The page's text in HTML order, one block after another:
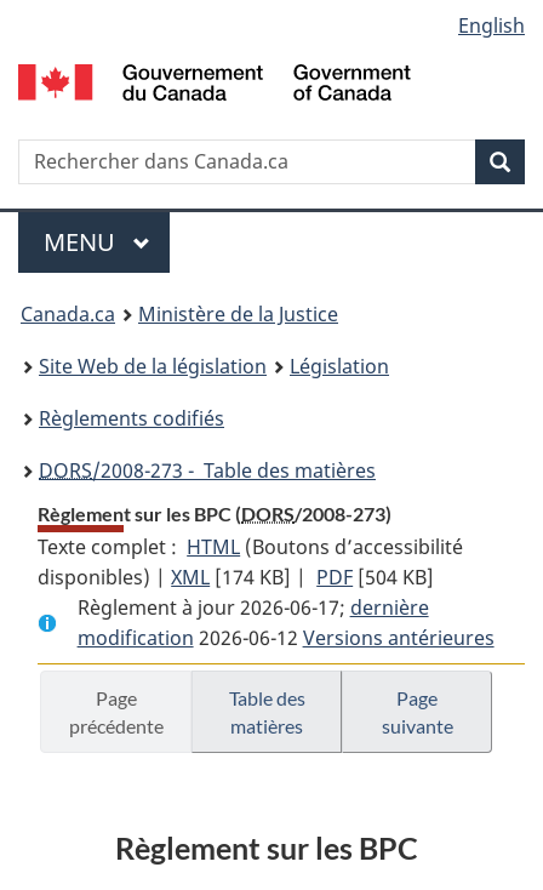
au
contenu
propos
de
la
HTML
simplifiée
selection
English
Recherche
Menu
MENU PRINCIPAL
You
are
here:
Canada.ca
Ministère de la Justice
Site Web de la législation
Législation
Règlements codifiés
DORS/2008-273 - Table des matières
Règlement sur les BPC (DORS/2008-273)
Texte complet : HTML Texte
complet
:
Règlement
sur
les
BPC
(Boutons d’accessibilité
disponibles) |XML Texte
complet
:
Règlement
sur
les
BPC
[174 KB] | PDF Texte
complet
:
Règlement
BPC
[504 KB]
Règlement à jour 2026-06-17; dernière
modification 2026-06-12 Versions antérieures
Page
précédente
Table des
matières
Page
suivante
Règlement sur les BPC